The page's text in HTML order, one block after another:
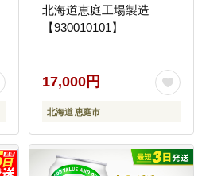
北海道恵庭工場製造
【930010101】
17,000円
北海道 恵庭市